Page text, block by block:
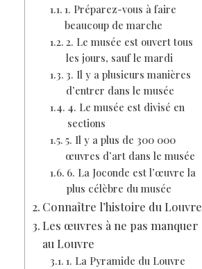
1. Préparez-vous à faire
beaucoup de marche
2. Le musée est ouvert tous
les jours, sauf le mardi
3. Il y a plusieurs manières
d’entrer dans le musée
4. Le musée est divisé en
sections
5. Il y a plus de 300 000
œuvres d’art dans le musée
6. La Joconde est l’œuvre la
plus célèbre du musée
Connaître l’histoire du Louvre
Les œuvres à ne pas manquer
au Louvre
1. La Pyramide du Louvre